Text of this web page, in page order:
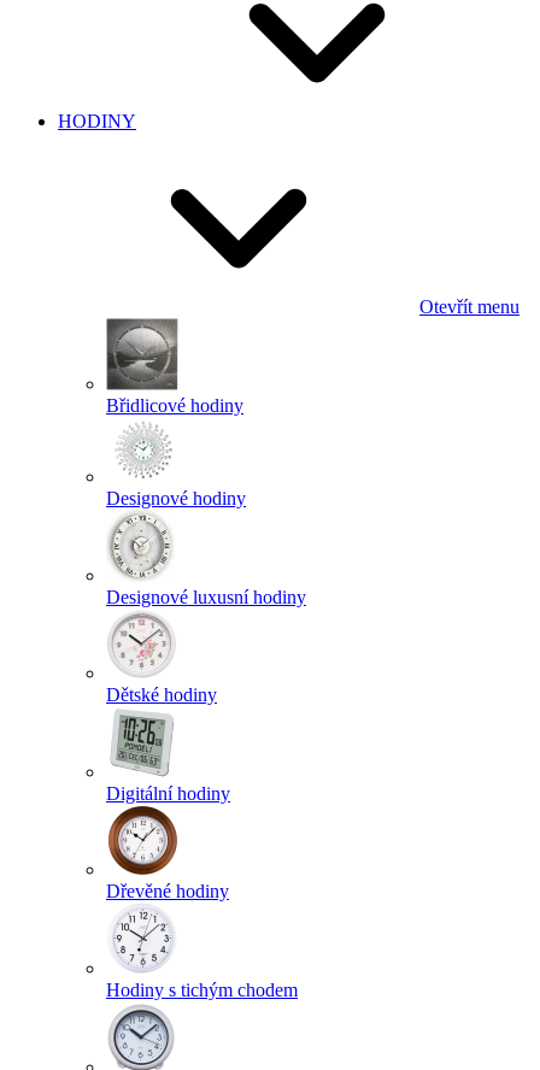
HODINY
Otevřít menu
Břidlicové hodiny
Designové hodiny
Designové luxusní hodiny
Dětské hodiny
Digitální hodiny
Dřevěné hodiny
Hodiny s tichým chodem